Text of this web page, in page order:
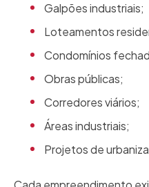
Galpões industriais;
Loteamentos
Condomínios
Obras públicas;
Corredores viários;
Áreas industriais;
Projetos de